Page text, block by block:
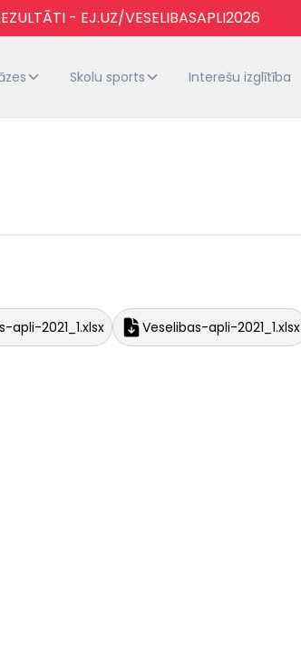
- EJ.UZ/VESELIBASAPLI2026
Skolu sports Interešu izglītība
apli-2021_1.xlsx Veselibas-apli-2021_1.xlsx